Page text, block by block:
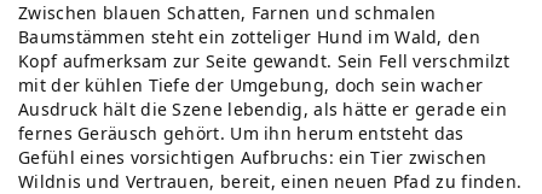
Zwischen blauen Schatten, Farnen und schmalen
Baumstämmen steht ein zotteliger Hund im Wald, den
Kopf aufmerksam zur Seite gewandt. Sein Fell verschmilzt
mit der kühlen Tiefe der Umgebung, doch sein wacher
Ausdruck hält die Szene lebendig, als hätte er gerade ein
fernes Geräusch gehört. Um ihn herum entsteht das
Gefühl eines vorsichtigen Aufbruchs: ein Tier zwischen
Wildnis und Vertrauen, bereit, einen neuen Pfad zu finden.